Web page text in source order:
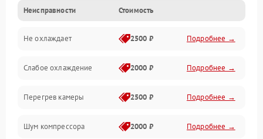
Неисправности Стоимость
Не охлаждает 2500 ₽ Подробнее →
Слабое охлаждение 2000 ₽ Подробнее →
Перегрев камеры 2500 ₽ Подробнее →
Шум компрессора 2000 ₽ Подробнее →